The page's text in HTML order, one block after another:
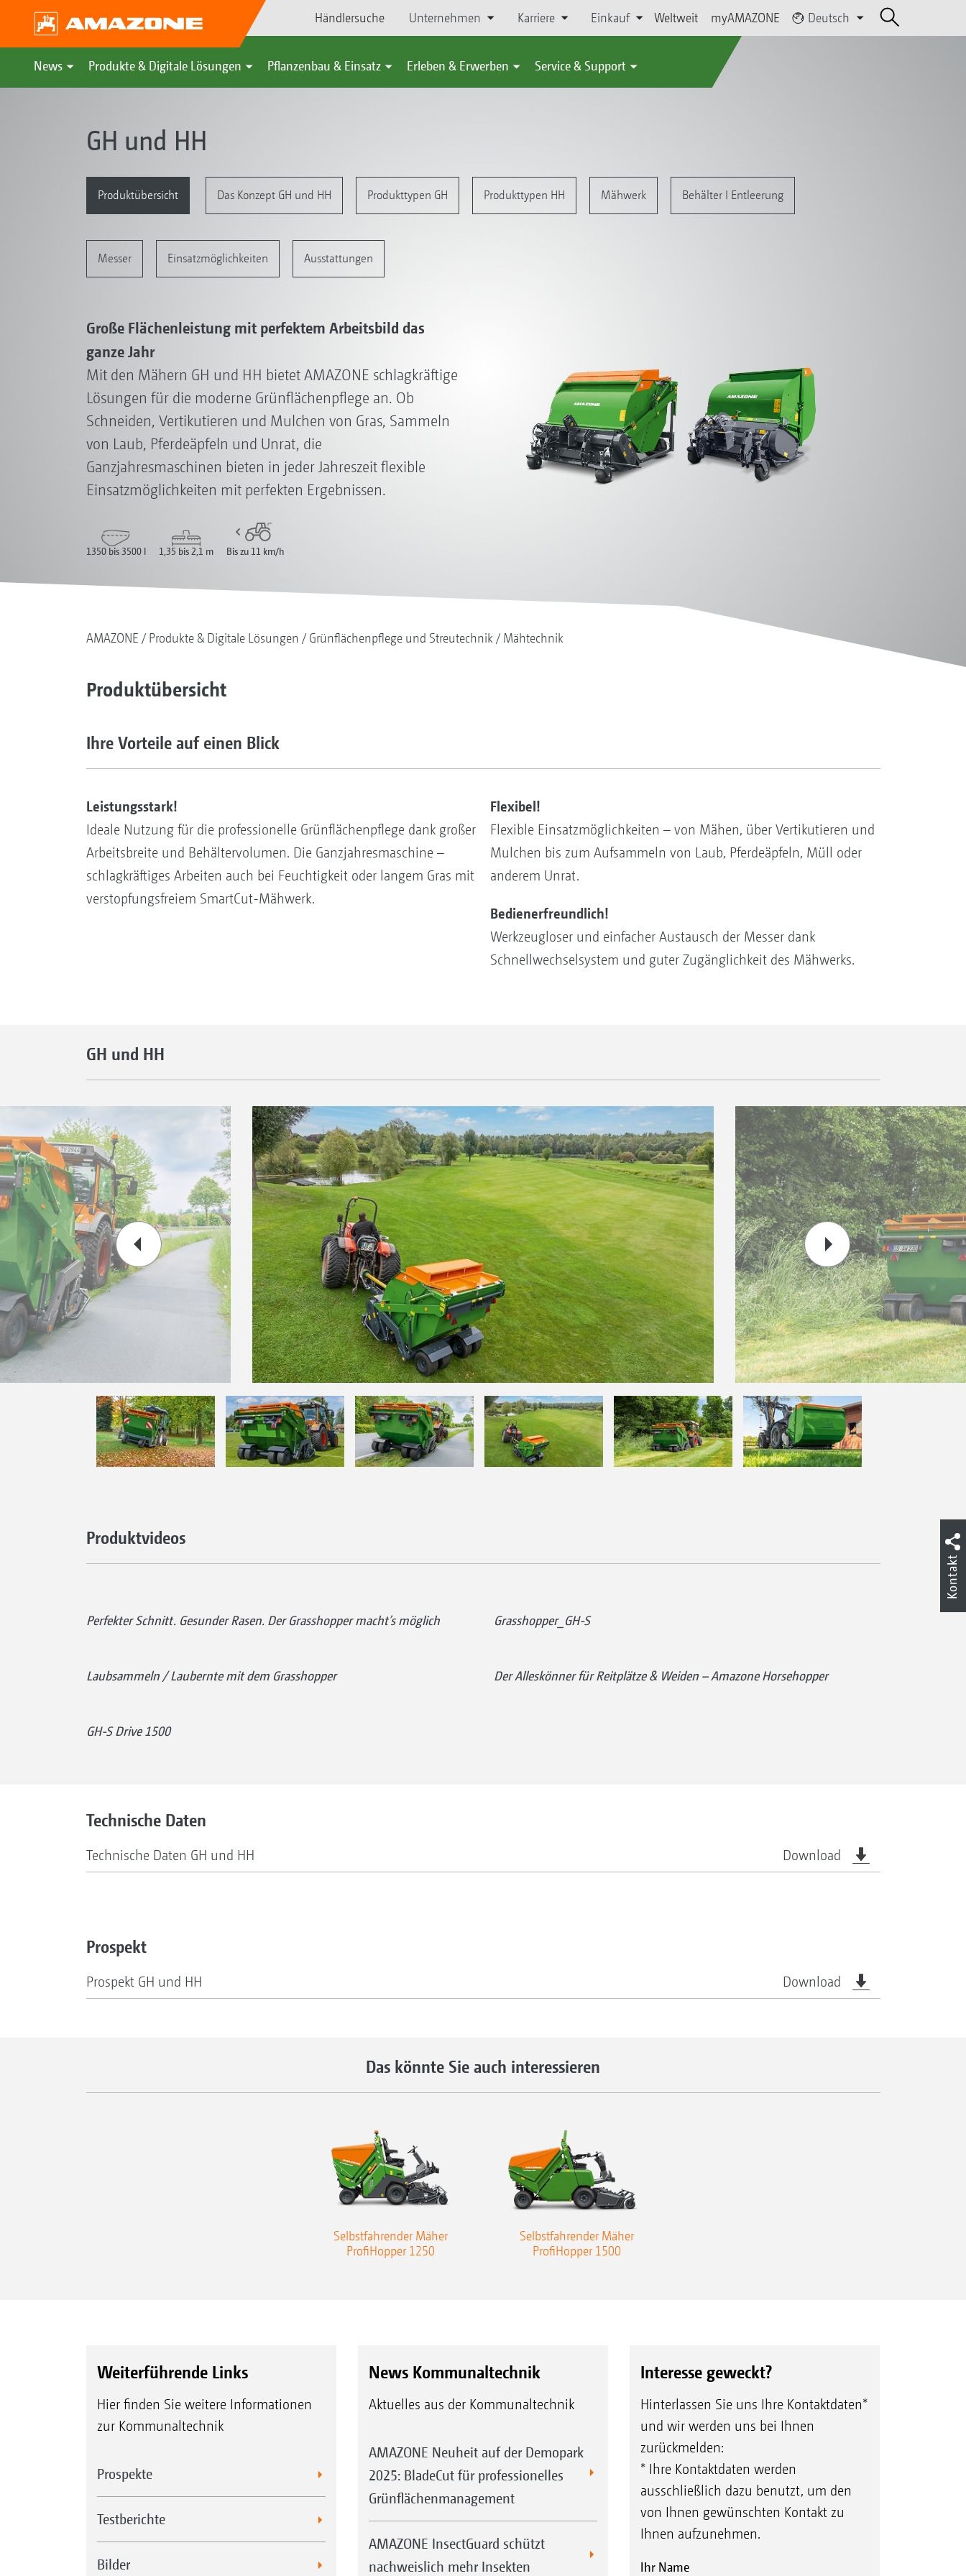
Händlersuche Unternehmen Karriere Einkauf Weltweit myAMAZONE Deutsch
News Produkte & Digitale Lösungen Pflanzenbau & Einsatz Erleben & Erwerben Service & Support
GH und HH
Produktübersicht Das Konzept GH und HH Produkttypen GH Produkttypen HH Mähwerk Behälter I Entleerung
Messer Einsatzmöglichkeiten Ausstattungen
Große Flächenleistung mit perfektem Arbeitsbild das
ganze Jahr
Mit den Mähern GH und HH bietet AMAZONE schlagkräftige
Lösungen für die moderne Grünflächenpflege an. Ob
Schneiden, Vertikutieren und Mulchen von Gras, Sammeln
von Laub, Pferdeäpfeln und Unrat, die
Ganzjahresmaschinen bieten in jeder Jahreszeit flexible
Einsatzmöglichkeiten mit perfekten Ergebnissen.
1350 bis 3500 l 1,35 bis 2,1 m Bis zu 11 km/h
AMAZONE Produkte & Digitale Lösungen Grünflächenpflege und Streutechnik Mähtechnik
Produktübersicht
Ihre Vorteile auf einen Blick
Leistungsstark!
Ideale Nutzung für die professionelle Grünflächenpflege dank großer
Arbeitsbreite und Behältervolumen. Die Ganzjahresmaschine –
schlagkräftiges Arbeiten auch bei Feuchtigkeit oder langem Gras mit
verstopfungsfreiem SmartCut-Mähwerk.
Flexibel!
Flexible Einsatzmöglichkeiten – von Mähen, über Vertikutieren und
Mulchen bis zum Aufsammeln von Laub, Pferdeäpfeln, Müll oder
anderem Unrat.
Bedienerfreundlich!
Werkzeugloser und einfacher Austausch der Messer dank
Schnellwechselsystem und guter Zugänglichkeit des Mähwerks.
GH und HH
Produktvideos
Perfekter Schnitt. Gesunder Rasen. Der Grasshopper macht’s möglich Grasshopper_GH-S
Laubsammeln / Laubernte mit dem Grasshopper Der Alleskönner für Reitplätze & Weiden – Amazone Horsehopper
GH-S Drive 1500
Technische Daten
Technische Daten GH und HH Download
Prospekt
Prospekt GH und HH Download
Das könnte Sie auch interessieren
Selbstfahrender Mäher
ProfiHopper 1250
Selbstfahrender Mäher
ProfiHopper 1500
Weiterführende Links
Hier finden Sie weitere Informationen
zur Kommunaltechnik
Prospekte
Testberichte
Bilder
News Kommunaltechnik
Aktuelles aus der Kommunaltechnik
AMAZONE Neuheit auf der Demopark
2025: BladeCut für professionelles
Grünflächenmanagement
AMAZONE InsectGuard schützt
nachweislich mehr Insekten
Interesse geweckt?
Hinterlassen Sie uns Ihre Kontaktdaten*
und wir werden uns bei Ihnen
zurückmelden:
* Ihre Kontaktdaten werden
ausschließlich dazu benutzt, um den
von Ihnen gewünschten Kontakt zu
Ihnen aufzunehmen.
Ihr Name
Kontakt